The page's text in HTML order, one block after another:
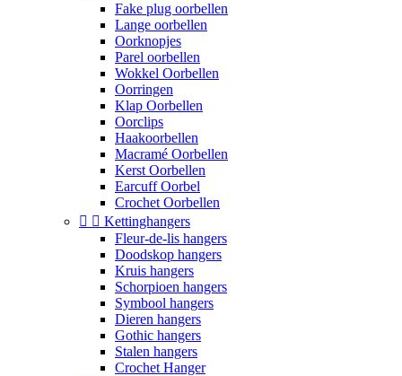
Fake plug oorbellen
Lange oorbellen
Oorknopjes
Parel oorbellen
Wokkel Oorbellen
Oorringen
Klap Oorbellen
Oorclips
Haakoorbellen
Macramé Oorbellen
Kerst Oorbellen
Earcuff Oorbel
Crochet Oorbellen
  Kettinghangers
Fleur-de-lis hangers
Doodskop hangers
Kruis hangers
Schorpioen hangers
Symbool hangers
Dieren hangers
Gothic hangers
Stalen hangers
Crochet Hanger